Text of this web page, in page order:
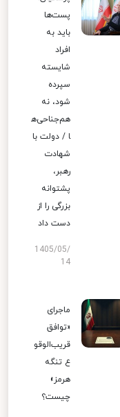
پست‌ها
باید به
افراد
شایسته
سپرده
شود، نه
هم‌جناحی‌ه
ا / دولت با
شهادت
رهبر،
پشتوانه
بزرگی را از
دست داد
1405/05/
14
ماجرای
«توافق
قریب‌الوقو
ع تنگه
هرمز»
چیست؟